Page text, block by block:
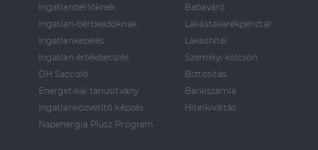
Ingatlanbérlőknek
Ingatlan-bérbeadóknak
Ingatlankezelés
Ingatlan értékbecslés
DH Saccoló
Energetikai tanúsítvány
Ingatlanközvetítő képzés
Napenergia Plusz Program
Babaváró
Lakástakarékpénztár
Lakáshitel
Személyi kölcsön
Biztosítás
Bankszámla
Hitelkiváltás